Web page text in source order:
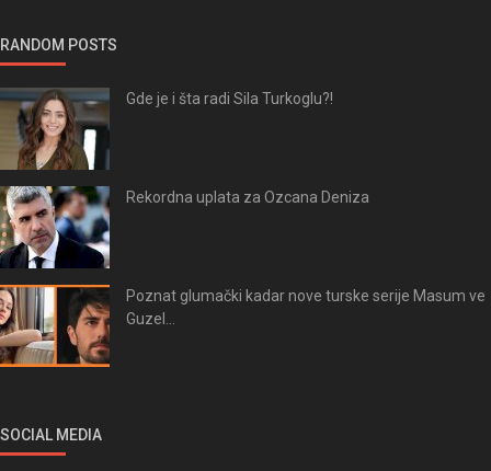
RANDOM POSTS
Gde je i šta radi Sila Turkoglu?!
Rekordna uplata za Ozcana Deniza
Poznat glumački kadar nove turske serije Masum ve
Guzel...
SOCIAL MEDIA